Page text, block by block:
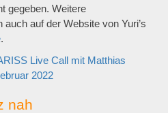
gegeben. Weitere
auf der Website von Yuri’s
.
Live Call mit Matthias
2022
nah